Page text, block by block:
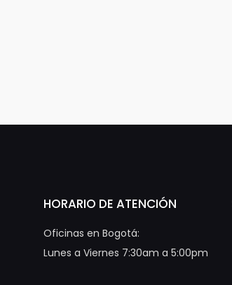
HORARIO DE ATENCIÓN
Oficinas en Bogotá:
Lunes a Viernes 7:30am a 5:00pm